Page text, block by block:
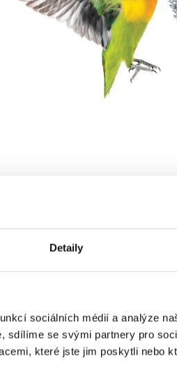
Detaily
sociálních médií a analýze
sdílíme se svými partnery pro
které jste jim poskytli nebo
VYBERTE BARVU ZLATA